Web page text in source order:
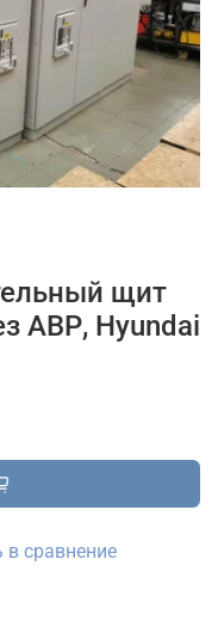
щит
АВР, Hyundai
сравнение